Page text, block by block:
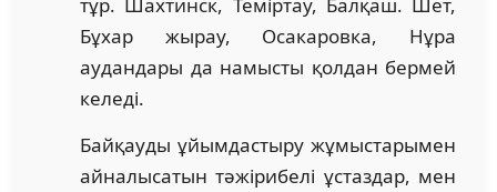
Бұхар жырау, Осакаровка, Нұра
аудандары да намысты қолдан бермей
келеді.
Байқауды ұйымдастыру жұмыстарымен
айналысатын тәжірибелі ұстаздар, мен